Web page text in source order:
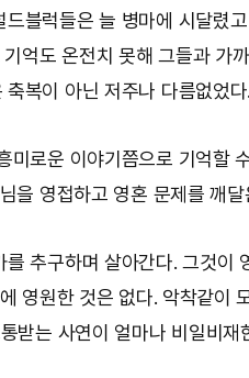
블럭들은 늘 병마에 시달렸
억도 온전치 못해 그들과 가
복이 아닌 저주나 다름없었다.
미로운 이야기쯤으로 기억할
을 영접하고 영혼 문제를 깨
추구하며 살아간다. 그것이
영원한 것은 없다. 악착같이
받는 사연이 얼마나 비일비재